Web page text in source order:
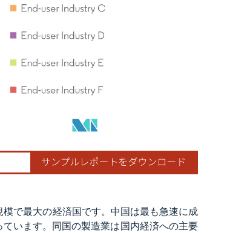
で最大の経済国です。中国は最も急速に成
います。同国の製造業は国内経済への主要